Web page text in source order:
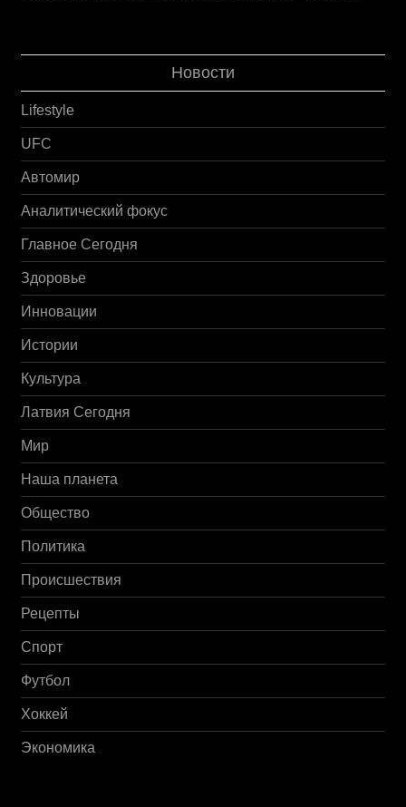
Новости
Lifestyle
UFC
Автомир
Аналитический фокус
Главное Сегодня
Здоровье
Инновации
Истории
Культура
Латвия Сегодня
Мир
Наша планета
Общество
Политика
Происшествия
Рецепты
Спорт
Футбол
Хоккей
Экономика